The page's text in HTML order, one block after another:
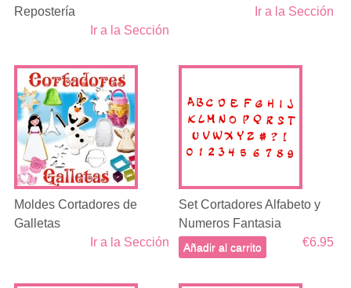
Repostería
Ir a la Sección
Ir a la Sección
Moldes Cortadores de
Galletas
Ir a la Sección
Set Cortadores Alfabeto y
Numeros Fantasia
€6.95
Añadir al carrito